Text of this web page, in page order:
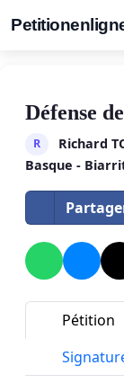
Défense
R
Richard
Basque -
Pétition